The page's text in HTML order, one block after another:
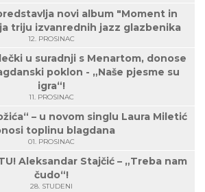
novi album "Moment in
triju izvanrednih jazz glazbenika
12. PROSINAC
u suradnji s Menartom, donose
poklon - „Naše pjesme su
igra“!
11. PROSINAC
– u novom singlu Laura Miletić
toplinu blagdana
01. PROSINAC
Aleksandar Stajčić – „Treba nam
čudo“!
28. STUDENI